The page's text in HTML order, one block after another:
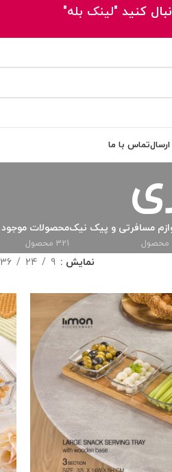
کنید "لینک بله"
تماس با ما
مسافرتی و پیک نیکمحصولات موجود
321 محصول
نمایش 9
24
36